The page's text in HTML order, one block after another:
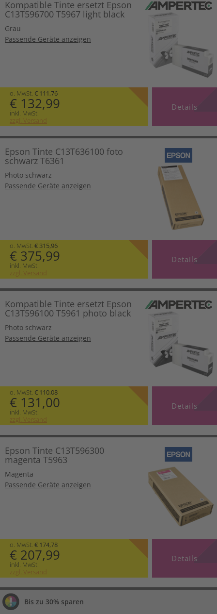
Kompatible Tinte ersetzt Epson
C13T596700 T5967 light black
Grau
Passende Geräte anzeigen
o. MwSt. € 111,76
€ 132,99
inkl. MwSt.
zzgl. Versand
Details
Epson Tinte C13T636100 foto
schwarz T6361
Photo schwarz
Passende Geräte anzeigen
o. MwSt. € 315,96
€ 375,99
inkl. MwSt.
zzgl. Versand
Details
Kompatible Tinte ersetzt Epson
C13T596100 T5961 photo black
Photo schwarz
Passende Geräte anzeigen
o. MwSt. € 110,08
€ 131,00
inkl. MwSt.
zzgl. Versand
Details
Epson Tinte C13T596300
magenta T5963
Magenta
Passende Geräte anzeigen
o. MwSt. € 174,78
€ 207,99
inkl. MwSt.
zzgl. Versand
Details
Bis zu 30% sparen